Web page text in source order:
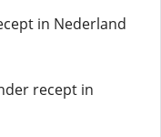
in Nederland
recept in